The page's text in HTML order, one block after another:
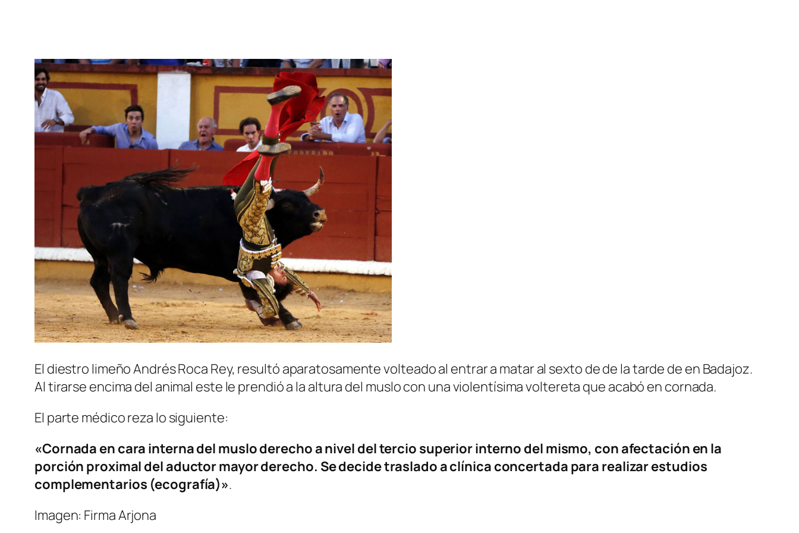
El diestro limeño Andrés Roca Rey, resultó aparatosamente volteado al entrar a matar al sexto de de la tarde de en Badajoz.
Al tirarse encima del animal este le prendió a la altura del muslo con una violentísima voltereta que acabó en cornada.
El parte médico reza lo siguiente:
«Cornada en cara interna del muslo derecho a nivel del tercio superior interno del mismo, con afectación en la
porción proximal del aductor mayor derecho. Se decide traslado a clínica concertada para realizar estudios
complementarios (ecografía)».
Imagen: Firma Arjona